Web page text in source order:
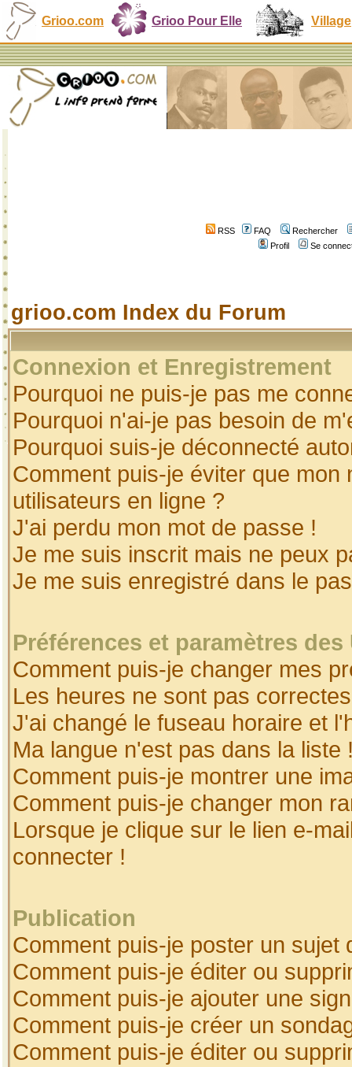
Grioo.com Grioo Pour Elle Village
RSS FAQ
Rechercher
Profil
Se
grioo.com Index du Forum
Connexion et Enregistrement
Pourquoi ne puis-je pas me
Pourquoi n'ai-je pas besoin de
Pourquoi suis-je déconnecté
Comment puis-je éviter que
utilisateurs en ligne ?
J'ai perdu mon mot de passe !
Je me suis inscrit mais ne peux
Je me suis enregistré dans le
Préférences et paramètres
Comment puis-je changer mes
Les heures ne sont pas
J'ai changé le fuseau horaire et
Ma langue n'est pas dans la liste
Comment puis-je montrer une
Comment puis-je changer mon
Lorsque je clique sur le lien e-
connecter !
Publication
Comment puis-je poster un sujet
Comment puis-je éditer ou
Comment puis-je ajouter une
Comment puis-je créer un
Comment puis-je éditer ou